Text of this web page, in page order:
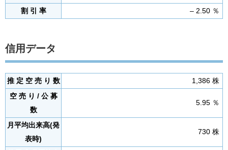
割 引 率
– 2.50 ％
信用データ
推 定 空 売 り 数
1,386 株
空 売 り / 公 募
数
5.95 ％
月平均出来高(発
表時)
730 株